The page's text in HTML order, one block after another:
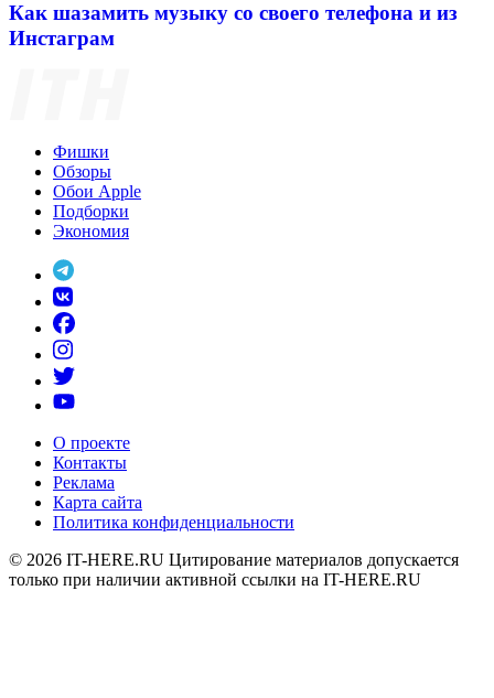
Как шазамить музыку со своего телефона и из
Инстаграм
Фишки
Обзоры
Обои Apple
Подборки
Экономия
О проекте
Контакты
Реклама
Карта сайта
Политика конфиденциальности
© 2026 IT-HERE.RU Цитирование материалов допускается
только при наличии активной ссылки на IT-HERE.RU